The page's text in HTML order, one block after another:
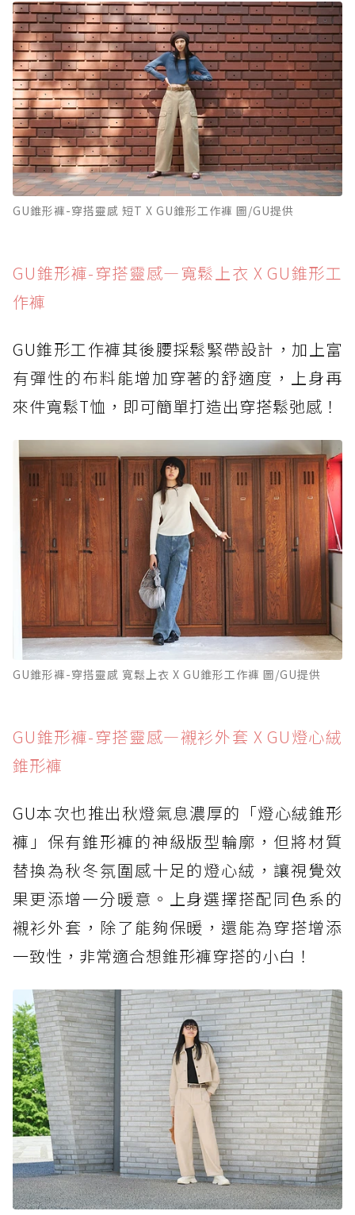
GU錐形褲-穿搭靈感 短T X GU錐形工作褲 圖/GU提供
GU錐形褲-穿搭靈感—寬鬆上衣 X GU錐形工
作褲
GU錐形工作褲其後腰採鬆緊帶設計，加上富
有彈性的布料能增加穿著的舒適度，上身再
來件寬鬆T恤，即可簡單打造出穿搭鬆弛感！
GU錐形褲-穿搭靈感 寬鬆上衣 X GU錐形工作褲 圖/GU提供
GU錐形褲-穿搭靈感—襯衫外套 X GU燈心絨
錐形褲
GU本次也推出秋燈氣息濃厚的「燈心絨錐形
褲」保有錐形褲的神級版型輪廓，但將材質
替換為秋冬氛圍感十足的燈心絨，讓視覺效
果更添增一分暖意。上身選擇搭配同色系的
襯衫外套，除了能夠保暖，還能為穿搭增添
一致性，非常適合想錐形褲穿搭的小白！